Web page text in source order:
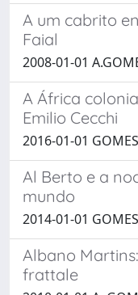
A um cabrito
Faial
2008-01-01
A África
Emilio Cecchi
2016-01-01
Al Berto e a
mundo
2014-01-01
Albano
frattale